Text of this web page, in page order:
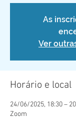
As
Ver
Horário e local
24/06/2025, 18:30 –
Zoom